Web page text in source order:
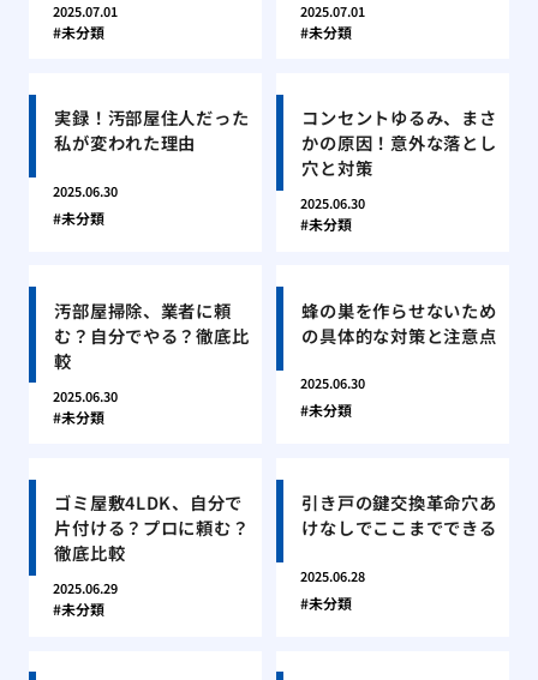
2025.07.01
未分類
2025.07.01
未分類
実録！汚部屋住人だった
私が変われた理由
2025.06.30
未分類
コンセントゆるみ、まさ
かの原因！意外な落とし
穴と対策
2025.06.30
未分類
汚部屋掃除、業者に頼
む？自分でやる？徹底比
較
2025.06.30
未分類
蜂の巣を作らせないため
の具体的な対策と注意点
2025.06.30
未分類
ゴミ屋敷4LDK、自分で
片付ける？プロに頼む？
徹底比較
2025.06.29
未分類
引き戸の鍵交換革命穴あ
けなしでここまでできる
2025.06.28
未分類